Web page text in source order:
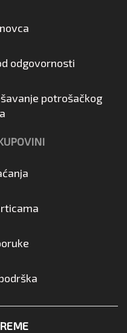
odgovornosti
potrošačkog